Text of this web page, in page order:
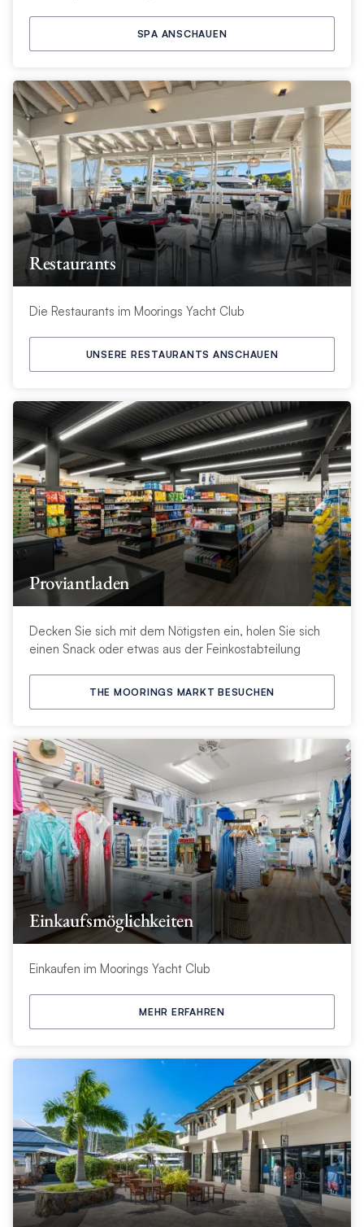
SPA ANSCHAUEN
Restaurants
Die Restaurants im Moorings Yacht Club
UNSERE RESTAURANTS ANSCHAUEN
Proviantladen
Decken Sie sich mit dem Nötigsten ein, holen Sie sich
einen Snack oder etwas aus der Feinkostabteilung
THE MOORINGS MARKT BESUCHEN
Einkaufsmöglichkeiten
Einkaufen im Moorings Yacht Club
MEHR ERFAHREN